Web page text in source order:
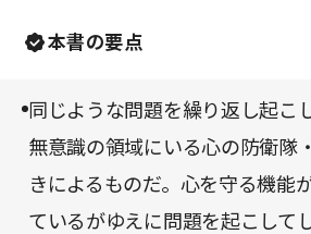
本書の要点
同じような問題を繰り返し起こ
無意識の領域にいる心の防衛隊
きによるものだ。心を守る機能
ているがゆえに問題を起こしてし